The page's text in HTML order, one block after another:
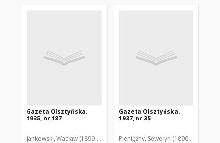
Gazeta Olsztyńska.
1935, nr 187
Jankowski, Wacław (1899-1975). Red.
Gazeta Olsztyńska.
1937, nr 35
Pieniężny, Seweryn (1890-1940). Red.